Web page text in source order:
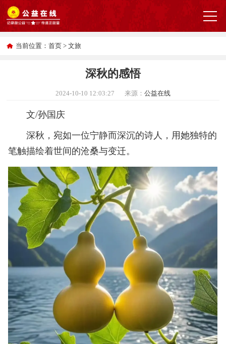
当前位置：首页 >文旅
深秋的感悟
2024-10-10 12:03:27 来源：公益在线
文/孙国庆
深秋，宛如一位宁静而深沉的诗人，用她独特的
笔触描绘着世间的沧桑与变迁。